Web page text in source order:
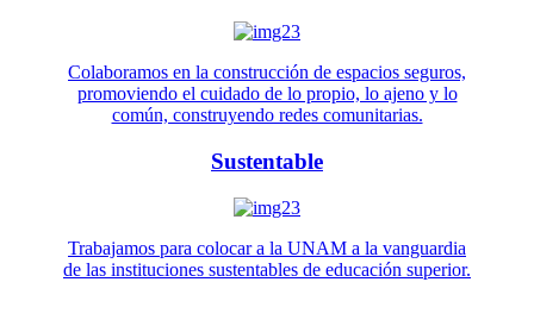
Colaboramos en la construcción de espacios seguros,
promoviendo el cuidado de lo propio, lo ajeno y lo
común, construyendo redes comunitarias.
Sustentable
Trabajamos para colocar a la UNAM a la vanguardia
de las instituciones sustentables de educación superior.